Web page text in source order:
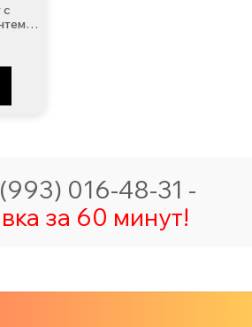
с
016-48-31 -
за 60 минут!